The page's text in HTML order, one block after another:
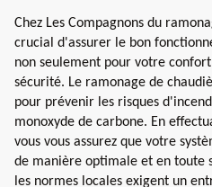
Chez Les Compagnons du
crucial d'assurer le bon
non seulement pour votre
sécurité. Le ramonage de
pour prévenir les risques
monoxyde de carbone. En
vous vous assurez que votre
de manière optimale et en toute
les normes locales exigent un